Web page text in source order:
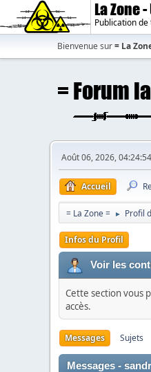
La Zone
Publication
Bienvenue sur= La
Août 06, 2026, 04:24:54
Accueil
= La Zone = ► Profil
Infos du Profil
Voir les
Cette section vous
accès.
Messages Sujets
Messages -